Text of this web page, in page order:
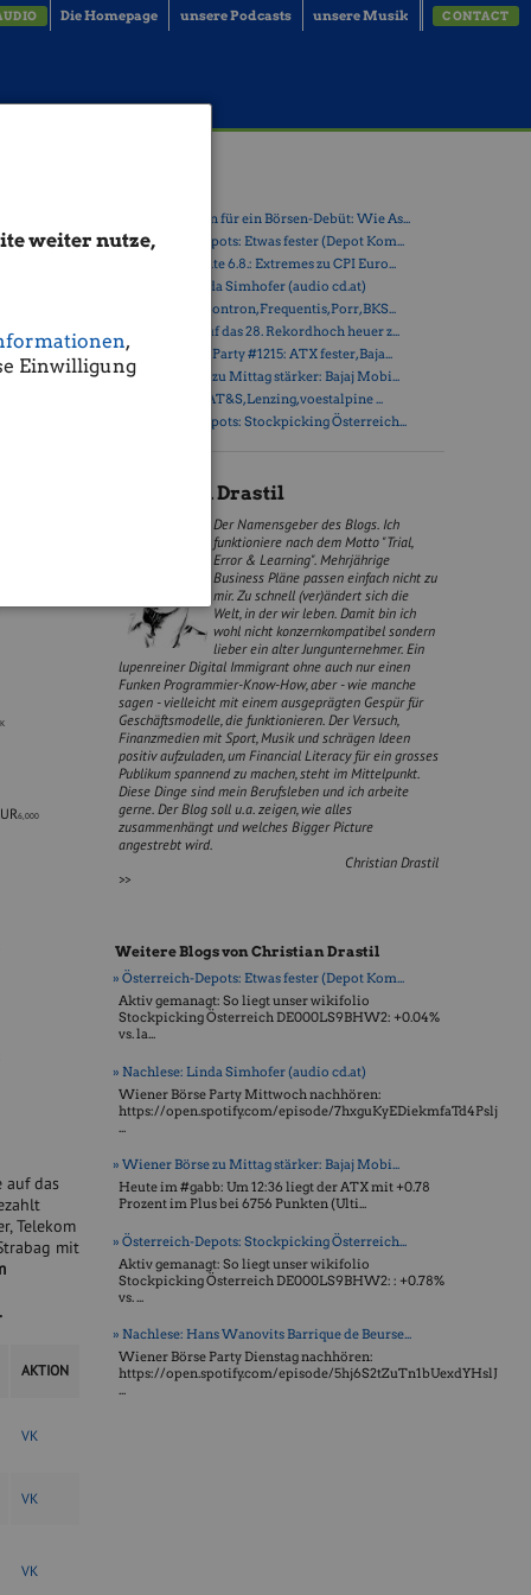
weiter nutze,
,
Einwilligung
Die Homepage unsere Podcasts unsere Musik CONTACT
ist
6,000
auf das
Telekom
mit
AKTION
VK
VK
VK
» Zehn Vokabeln für ein Börsen-Debüt: Wie As...
» Österreich-Depots: Etwas fester (Depot Kom...
» Börsegeschichte 6.8.: Extremes zu CPI Euro...
» Nachlese: Linda Simhofer (audio cd.at)
» PIR-News zu Kontron, Frequentis, Porr, BKS...
» ATX steuert auf das 28. Rekordhoch heuer z...
» Wiener Börse Party #1215: ATX fester, Baja...
» Wiener Börse zu Mittag stärker: Bajaj Mobi...
» ATX-Trends: AT&S, Lenzing, voestalpine ...
» Österreich-Depots: Stockpicking Österreich...
Christian Drastil
Der Namensgeber des Blogs. Ich
funktioniere nach dem Motto "Trial,
Error & Learning". Mehrjährige
Business Pläne passen einfach nicht zu
mir. Zu schnell (ver)ändert sich die
Welt, in der wir leben. Damit bin ich
wohl nicht konzernkompatibel sondern
lieber ein alter Jungunternehmer. Ein
lupenreiner Digital Immigrant ohne auch nur einen
Funken Programmier-Know-How, aber - wie manche
sagen - vielleicht mit einem ausgeprägten Gespür für
Geschäftsmodelle, die funktionieren. Der Versuch,
Finanzmedien mit Sport, Musik und schrägen Ideen
positiv aufzuladen, um Financial Literacy für ein grosses
Publikum spannend zu machen, steht im Mittelpunkt.
Diese Dinge sind mein Berufsleben und ich arbeite
gerne. Der Blog soll u.a. zeigen, wie alles
zusammenhängt und welches Bigger Picture
angestrebt wird.
Christian Drastil
>>
Weitere Blogs von Christian Drastil
» Österreich-Depots: Etwas fester (Depot Kom...
Aktiv gemanagt: So liegt unser wikifolio
Stockpicking Öster­reich DE000LS9BHW2: +0.04%
vs. la...
» Nachlese: Linda Simhofer (audio cd.at)
Wiener Börse Party Mittwoch nachhören:
https://open.spotify.com/episode/7hxguKyEDiekmfaTd4Pslj
...
» Wiener Börse zu Mittag stärker: Bajaj Mobi...
Heute im #gabb: Um 12:36 liegt der ATX mit +0.78
Prozent im Plus bei 6756 Punkten (Ulti...
» Österreich-Depots: Stockpicking Österreich...
Aktiv gemanagt: So liegt unser wikifolio
Stockpicking Öster­reich DE000LS9BHW2: : +0.78%
vs. ...
» Nachlese: Hans Wanovits Barrique de Beurse...
Wiener Börse Party Dienstag nachhören:
https://open.spotify.com/episode/5hj6S2tZuTn1bUexdYHslJ
...